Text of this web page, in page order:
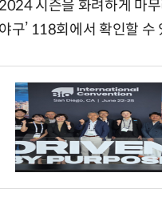
2024 시즌을 화려하게 마
야구’ 118회에서 확인할 수